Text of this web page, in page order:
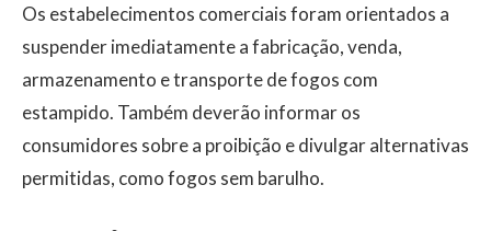
Os estabelecimentos comerciais foram orientados a
suspender imediatamente a fabricação, venda,
armazenamento e transporte de fogos com
estampido. Também deverão informar os
consumidores sobre a proibição e divulgar alternativas
permitidas, como fogos sem barulho.